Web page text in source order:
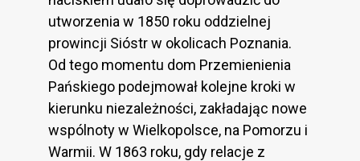
utworzenia w 1850 roku oddzielnej
prowincji Sióstr w okolicach Poznania.
Od tego momentu dom Przemienienia
Pańskiego podejmował kolejne kroki w
kierunku niezależności, zakładając nowe
wspólnoty w Wielkopolsce, na Pomorzu i
Warmii. W 1863 roku, gdy relacje z